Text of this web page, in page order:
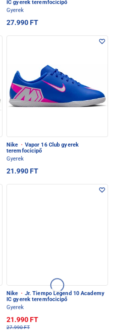
IC gyerek teremfocicipő
Gyerek
27.990 FT
Nike · Vapor 16 Club gyerek
teremfocicipő
Gyerek
21.990 FT
Nike · Jr. Tiempo Legend 10 Academy
IC gyerek teremfocicipő
Gyerek
21.990 FT
27.990 FT